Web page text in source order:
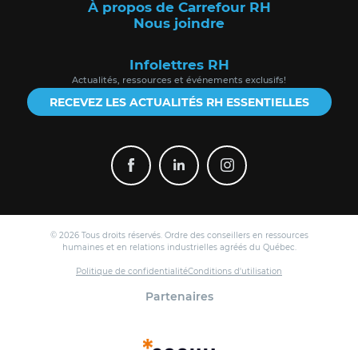
À propos de Carrefour RH
Nous joindre
Infolettres RH
Actualités, ressources et événements exclusifs!
RECEVEZ LES ACTUALITÉS RH ESSENTIELLES
© 2026 Tous droits réservés. Ordre des conseillers en ressources
humaines et en relations industrielles agréés du Québec.
Politique de confidentialitéConditions d'utilisation
Partenaires